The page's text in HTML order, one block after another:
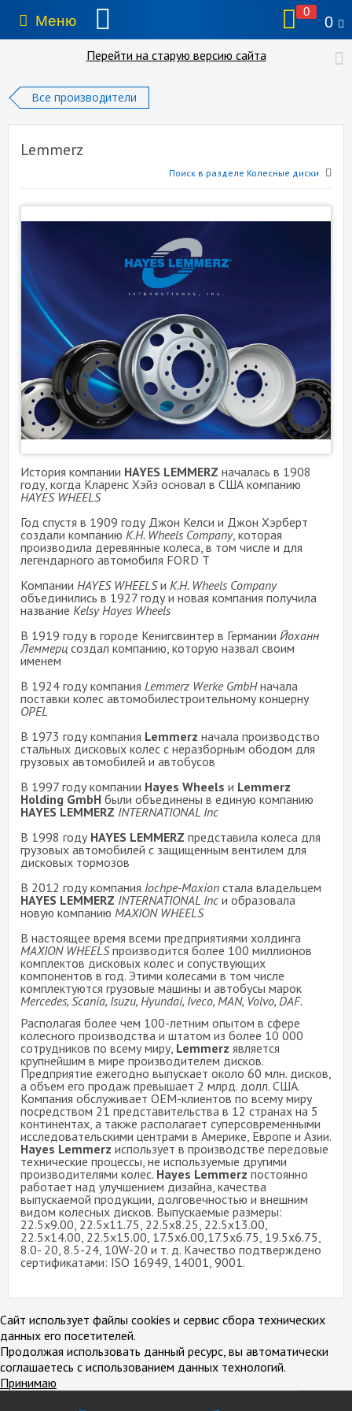
Меню
0
0
Перейти на старую версию сайта
Все производители
Lemmerz
Поиск в разделе Колесные диски
История компании HAYES LEMMERZ началась в 1908
году, когда Кларенс Хэйз основал в США компанию
HAYES WHEELS
Год спустя в 1909 году Джон Келси и Джон Хэрберт
создали компанию K.H. Wheels Company, которая
производила деревянные колеса, в том числе и для
легендарного автомобиля FORD T
Компании HAYES WHEELSи K.H. Wheels Company
объединились в 1927 году и новая компания получила
название Kelsy Hayes Wheels
В 1919 году в городе Кенигсвинтер в Германии Йоханн
Леммерц создал компанию, которую назвал своим
именем
В 1924 году компания Lemmerz Werke GmbHначала
поставки колес автомобилестроительному концерну
OPEL
В 1973 году компания Lemmerz начала производство
стальных дисковых колес с неразборным ободом для
грузовых автомобилей и автобусов
В 1997 году компании Hayes Wheels и Lemmerz
Holding GmbH были объединены в единую компанию
HAYES LEMMERZ INTERNATIONAL Inc
В 1998 году HAYES LEMMERZ представила колеса для
грузовых автомобилей с защищенным вентилем для
дисковых тормозов
В 2012 году компания Iochpe-Maxion стала владельцем
HAYES LEMMERZ INTERNATIONAL Inc и образовала
новую компанию MAXION WHEELS
В настоящее время всеми предприятиями холдинга
MAXION WHEELSпроизводится более 100 миллионов
комплектов дисковых колес и сопуствующих
компонентов в год. Этими колесами в том числе
комплектуются грузовые машины и автобусы марок
Mercedes, Scania, Isuzu, Hyundai, Iveco, MAN, Volvo, DAF.
Располагая более чем 100-летним опытом в сфере
колесного производства и штатом из более 10 000
сотрудников по всему миру, Lemmerz является
крупнейшим в мире производителем дисков.
Предприятие ежегодно выпускает около 60 млн. дисков,
а объем его продаж превышает 2 млрд. долл. США.
Компания обслуживает ОЕМ-клиентов по всему миру
посредством 21 представительства в 12 странах на 5
континентах, а также располагает суперсовременными
исследовательскими центрами в Америке, Европе и Азии.
Hayes Lemmerz использует в производстве передовые
технические процессы, не используемые другими
производителями колес. Hayes Lemmerz постоянно
работает над улучшением дизайна, качества
выпускаемой продукции, долговечностью и внешним
видом колесных дисков. Выпускаемые размеры:
22.5x9.00, 22.5x11.75, 22.5x8.25, 22.5x13.00,
22.5x14.00, 22.5x15.00, 17.5x6.00,17.5x6.75, 19.5x6.75,
8.0- 20, 8.5-24, 10W-20 и т. д. Качество подтверждено
сертификатами: ISO 16949, 14001, 9001.
Сайт использует файлы cookies и сервис сбора технических
данных его посетителей.
Продолжая использовать данный ресурс, вы автоматически
соглашаетесь с использованием данных технологий.
Принимаю